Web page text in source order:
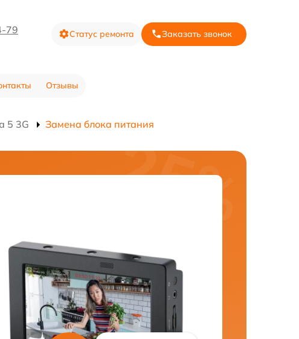
79 Статус ремонта Заказать звонок
Отзывы
5 3G Замена блока питания